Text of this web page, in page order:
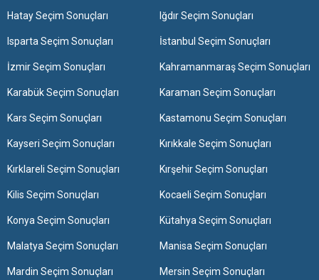
Hatay Seçim Sonuçları Iğdır Seçim Sonuçları
Isparta Seçim Sonuçları İstanbul Seçim Sonuçları
İzmir Seçim Sonuçları Kahramanmaraş Seçim Sonuçları
Karabük Seçim Sonuçları Karaman Seçim Sonuçları
Kars Seçim Sonuçları Kastamonu Seçim Sonuçları
Kayseri Seçim Sonuçları Kırıkkale Seçim Sonuçları
Kırklareli Seçim Sonuçları Kırşehir Seçim Sonuçları
Kilis Seçim Sonuçları Kocaeli Seçim Sonuçları
Konya Seçim Sonuçları Kütahya Seçim Sonuçları
Malatya Seçim Sonuçları Manisa Seçim Sonuçları
Mardin Seçim Sonuçları Mersin Seçim Sonuçları